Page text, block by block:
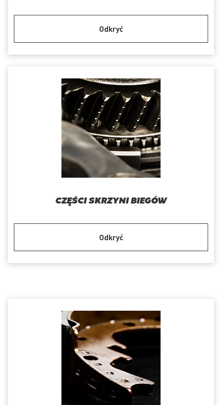
Odkryć
CZĘŚCI SKRZYNI BIEGÓW
Odkryć